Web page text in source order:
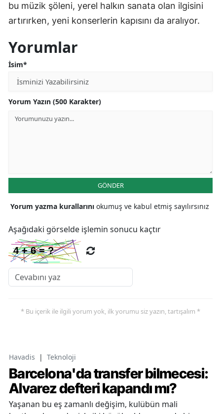
bu müzik şöleni, yerel halkın sanata olan ilgisini
artırırken, yeni konserlerin kapısını da aralıyor.
Yorumlar
İsim*
Yorum Yazın (500 Karakter)
GÖNDER
Yorum yazma kurallarını okumuş ve kabul etmiş sayılırsınız
Aşağıdaki görselde işlemin sonucu kaçtır
* Bu içerik ile ilgili yorum yok, ilk yorumu siz yazın, tartışalım *
Havadis | Teknoloji
Barcelona'da transfer bilmecesi:
Alvarez defteri kapandı mı?
Yaşanan bu eş zamanlı değişim, kulübün mali